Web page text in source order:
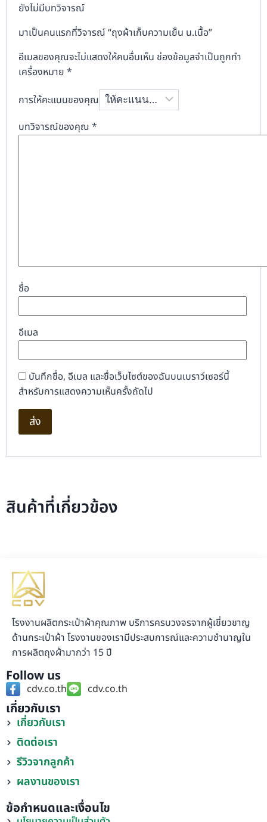
ยังไม่มีบทวิจารณ์
มาเป็นคนแรกที่วิจารณ์ “ถุงผ้าเก็บความเย็น น.เนื้อ”
อีเมลของคุณจะไม่แสดงให้คนอื่นเห็น ช่องข้อมูลจำเป็นถูกทำ
เครื่องหมาย *
การให้คะแนนของคุณ
บทวิจารณ์ของคุณ *
ชื่อ
อีเมล
บันทึกชื่อ, อีเมล และชื่อเว็บไซต์ของฉันบนเบราว์เซอร์นี้
สำหรับการแสดงความเห็นครั้งถัดไป
สินค้าที่เกี่ยวข้อง
โรงงานผลิตกระเป๋าผ้าคุณภาพ บริการครบวงจรจากผู้เชี่ยวชาญ
ด้านกระเป๋าผ้า โรงงานของเรามีประสบการณ์และความชำนาญใน
การผลิตถุงผ้ามากว่า 15 ปี
Follow us
cdv.co.th cdv.co.th
เกี่ยวกับเรา
เกี่ยวกับเรา
ติดต่อเรา
รีวิวจากลูกค้า
ผลงานของเรา
ข้อกำหนดและเงื่อนไข